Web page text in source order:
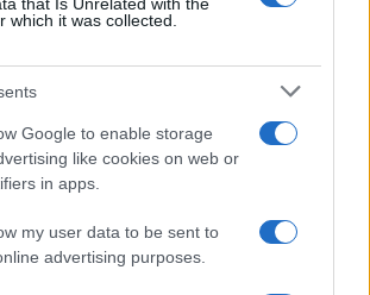
which it was collected.
Google to enable storage
like cookies on web or
in apps.
my user data to be sent to
advertising purposes.
Πληρωμές – ημερομηνίες
Ελάχιστο Εγγυημένο Εισόδημα :
Καταργείται το ΚΕΑ – Τι αλλάζει
14/07/2019 - 10:20